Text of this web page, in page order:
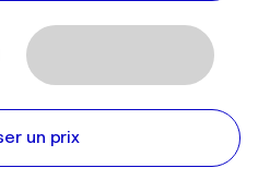
un prix